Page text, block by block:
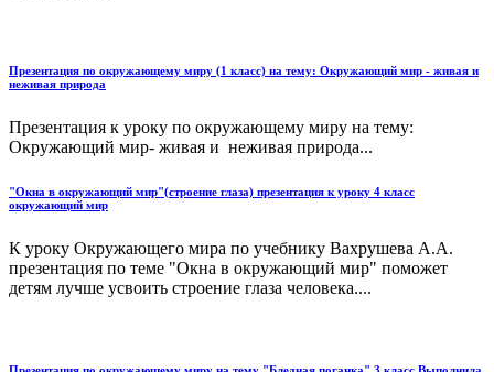
Презентация по окружающему миру (1 класс) на тему: Окружающий мир - живая и
неживая природа
Презентация к уроку по окружающему миру на тему:
Окружающий мир- живая и неживая природа...
"Окна в окружающий мир"(строение глаза) презентация к уроку 4 класс
окружающий мир
К уроку Окружающего мира по учебнику Вахрушева А.А.
презентация по теме "Окна в окружающий мир" поможет
детям лучше усвоить строение глаза человека....